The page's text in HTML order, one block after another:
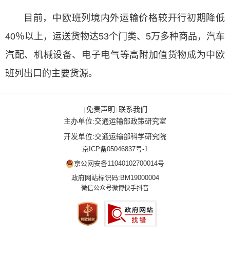
目前，中欧班列境内外运输价格较开行初期降低
40％以上，运送货物达53个门类、5万多种商品，汽车
汽配、机械设备、电子电气等高附加值货物成为中欧
班列出口的主要货源。
| 免责声明 | 联系我们
主办单位:交通运输部政策研究室
开发单位:交通运输部科学研究院
京ICP备05046837号-1
京公网安备11040102700014号
政府网站标识码:BM19000004
微信公众号微博快手抖音